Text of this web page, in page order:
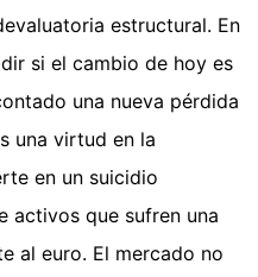
estructural. En
si el cambio de hoy es
una nueva pérdida
una virtud en la
en un suicidio
activos que sufren una
al euro. El mercado no